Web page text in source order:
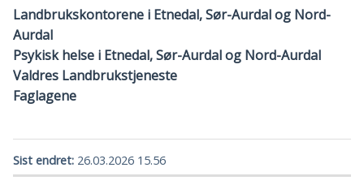
Landbrukskontorene i Etnedal, Sør-Aurdal og Nord-
Aurdal
Psykisk helse i Etnedal, Sør-Aurdal og Nord-Aurdal
Valdres Landbrukstjeneste
Faglagene
Sist endret 26.03.2026 15.56